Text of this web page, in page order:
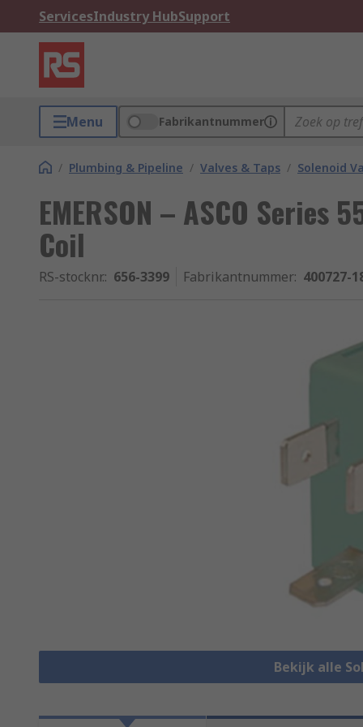
ServicesIndustry HubSupport
Menu Fabrikantnummer
/ Plumbing & Pipeline / Valves & Taps / Solenoid
EMERSON – ASCO Series
Coil
RS-stocknr.: 656-3399 Fabrikantnummer: 400727-
Bekijk alle